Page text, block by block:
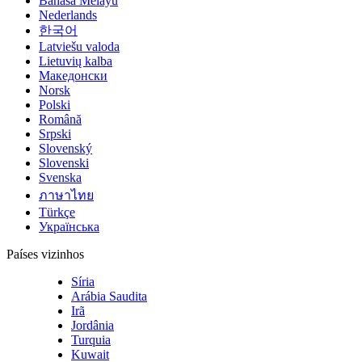
Nederlands
한국어
Latviešu valoda
Lietuvių kalba
Македонски
Norsk
Polski
Română
Srpski
Slovenský
Slovenski
Svenska
ภาษาไทย
Türkçe
Українська
Países vizinhos
Síria
Arábia Saudita
Irã
Jordânia
Turquia
Kuwait